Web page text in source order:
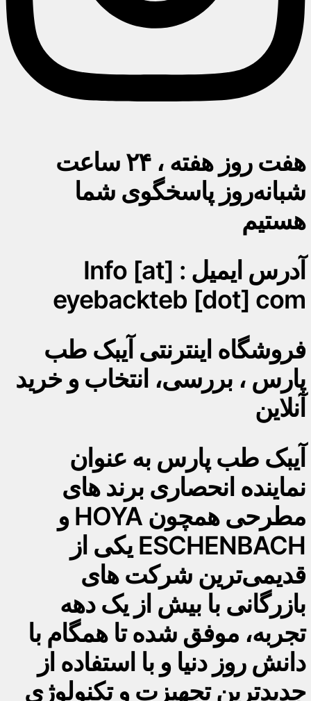
هفت روز هفته ، ۲۴ ساعت
شبانه‌روز پاسخگوی شما
هستیم
آدرس ایمیل : Info [at]
eyebackteb [dot] com
فروشگاه اینترنتی آیبک طب
پارس ، بررسی، انتخاب و خرید
آنلاین
آیبک طب پارس به عنوان
نماینده انحصاری برند های
مطرحی همچون HOYA و
ESCHENBACH یکی از
قدیمی‌ترین شرکت های
بازرگانی با بیش از یک دهه
تجربه، موفق شده تا همگام با
دانش روز دنیا و با استفاده از
جدیدترین تجهیزت و تکنولوژی